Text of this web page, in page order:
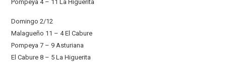
Pompeya 4 – 11 La Higuerita
Domingo 2/12
Malagueño 11 – 4 El Cabure
Pompeya 7 – 9 Asturiana
El Cabure 8 – 5 La Higuerita